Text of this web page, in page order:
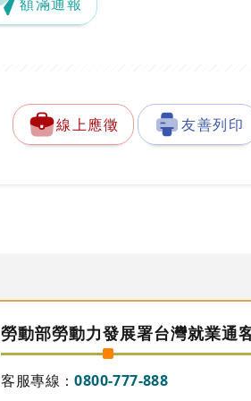
線上應徵 友善列印
勞動部勞動力發展署台灣就業通
客服專線：0800-777-888